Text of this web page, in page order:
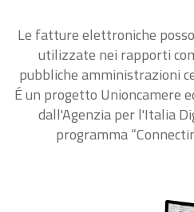
Le fatture elettroniche
utilizzate nei rapporti
pubbliche amministrazioni
É un progetto Unioncamere
dall'Agenzia per l'Italia
programma